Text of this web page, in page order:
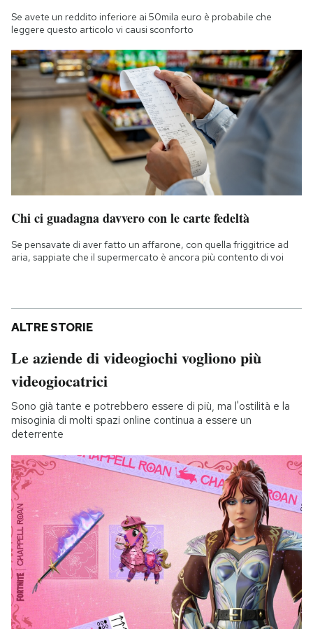
Se avete un reddito inferiore ai 50mila euro è probabile che
leggere questo articolo vi causi sconforto
Chi ci guadagna davvero con le carte fedeltà
Se pensavate di aver fatto un affarone, con quella friggitrice ad
aria, sappiate che il supermercato è ancora più contento di voi
ALTRE STORIE
Le aziende di videogiochi vogliono più
videogiocatrici
Sono già tante e potrebbero essere di più, ma l'ostilità e la
misoginia di molti spazi online continua a essere un
deterrente